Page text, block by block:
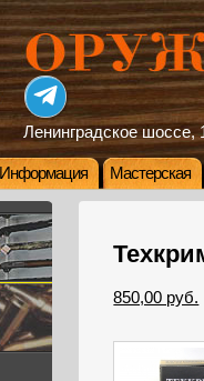
Ленинградское шоссе,
Информация Мастерская
850,00 руб.